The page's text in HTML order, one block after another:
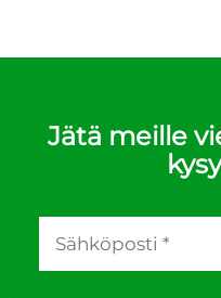
Jätä meille